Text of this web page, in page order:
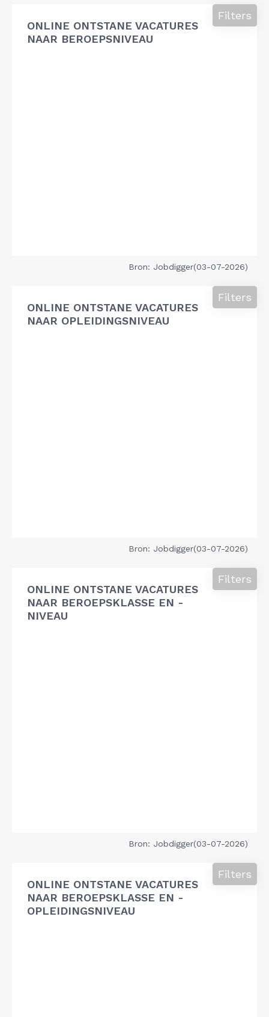
ONLINE ONTSTANE VACATURES
NAAR BEROEPSNIVEAU
Filters
Bron: Jobdigger(03-07-2026)
ONLINE ONTSTANE VACATURES
NAAR OPLEIDINGSNIVEAU
Filters
Bron: Jobdigger(03-07-2026)
ONLINE ONTSTANE VACATURES
NAAR BEROEPSKLASSE EN -
NIVEAU
Filters
Bron: Jobdigger(03-07-2026)
ONLINE ONTSTANE VACATURES
NAAR BEROEPSKLASSE EN -
OPLEIDINGSNIVEAU
Filters